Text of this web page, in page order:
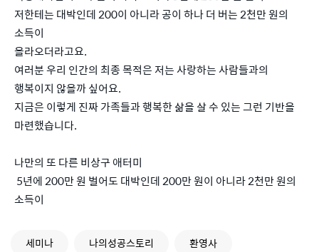
저한테는 대박인데 200이 아니라 공이 하나 더 버는 2천만 원의
소득이
올라오더라고요.
여러분 우리 인간의 최종 목적은 저는 사랑하는 사람들과의
행복이지 않을까 싶어요.
지금은 이렇게 진짜 가족들과 행복한 삶을 살 수 있는 그런 기반을
마련했습니다.
나만의 또 다른 비상구 애터미
5년에 200만 원 벌어도 대박인데 200만 원이 아니라 2천만 원의
소득이
세미나 나의성공스토리
환영사